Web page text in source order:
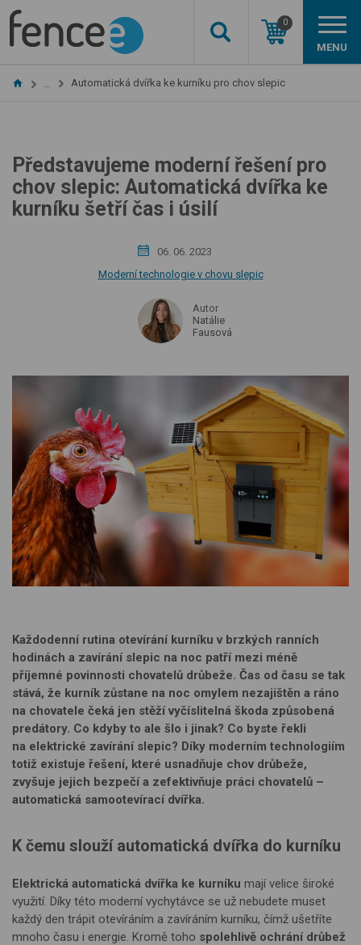
0
MENU
Automatická dvířka ke kurníku pro chov slepic
Představujeme moderní řešení pro
chov slepic: Automatická dvířka ke
kurníku šetří čas i úsilí
06. 06. 2023
Moderní technologie v chovu slepic
Autor
Natálie
Fausová
Každodenní rutina otevírání kurníku v brzkých ranních
hodinách a zavírání slepic na noc patří mezi méně
příjemné povinnosti chovatelů drůbeže. Čas od času se tak
stává, že kurník zůstane na noc omylem nezajištěn a ráno
na chovatele čeká jen stěží vyčíslitelná škoda způsobená
predátory. Co kdyby to ale šlo i jinak? Co byste řekli
na elektrické zavírání slepic? Díky moderním technologiím
totiž existuje řešení, které usnadňuje chov drůbeže,
zvyšuje jejich bezpečí a zefektivňuje práci chovatelů –
automatická samootevírací dvířka.
K čemu slouží automatická dvířka do kurníku
Elektrická automatická dvířka ke kurníku mají velice široké
využití. Díky této moderní vychytávce se už nebudete muset
každý den trápit otevíráním a zavíráním kurníku, čímž ušetříte
mnoho času i energie. Kromě toho spolehlivě ochrání drůbež